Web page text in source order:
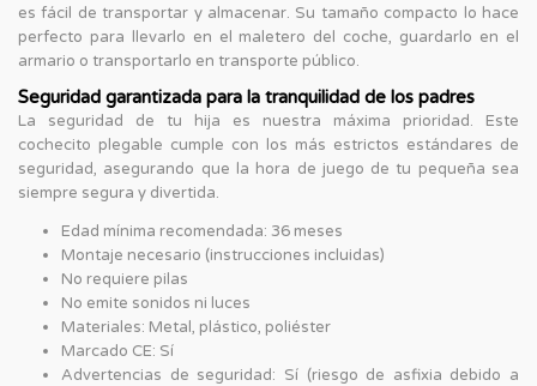
es fácil de transportar y almacenar. Su tamaño compacto lo hace
perfecto para llevarlo en el maletero del coche, guardarlo en el
armario o transportarlo en transporte público.
Seguridad garantizada para la tranquilidad de los padres
La seguridad de tu hija es nuestra máxima prioridad. Este
cochecito plegable cumple con los más estrictos estándares de
seguridad, asegurando que la hora de juego de tu pequeña sea
siempre segura y divertida.
Edad mínima recomendada: 36 meses
Montaje necesario (instrucciones incluidas)
No requiere pilas
No emite sonidos ni luces
Materiales: Metal, plástico, poliéster
Marcado CE: Sí
Advertencias de seguridad: Sí (riesgo de asfixia debido a